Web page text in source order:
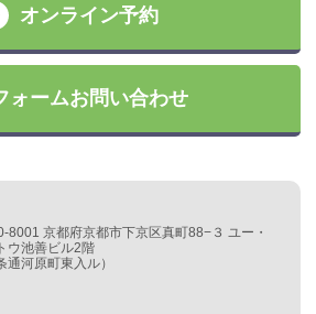
オンライン予約
ォームお問い合わせ
8001 京都府京都市下京区真町88−３ ユー・
ウ池善ビル2階
通河原町東入ル）